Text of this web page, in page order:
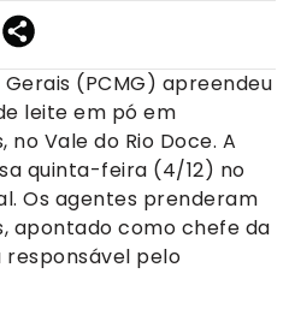
(PCMG) apreendeu
leite em pó em
Vale do Rio Doce. A
quinta-feira (4/12) no
Os agentes prenderam
apontado como chefe da
responsável pelo